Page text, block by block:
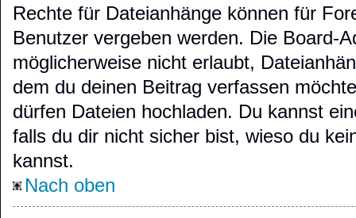
Rechte für Dateianhänge können für
Benutzer vergeben werden. Die Board-
möglicherweise nicht erlaubt,
dem du deinen Beitrag verfassen
dürfen Dateien hochladen. Du kannst
falls du dir nicht sicher bist, wieso du
kannst.
Nach oben